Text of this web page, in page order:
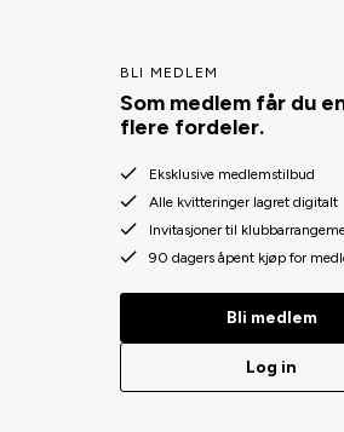
BLI MEDLEM
Som medlem får du
flere fordeler.
Eksklusive medlemstilbud
Alle kvitteringer lagret digitalt
Invitasjoner til
90 dagers åpent kjøp for
Bli medlem
Log in